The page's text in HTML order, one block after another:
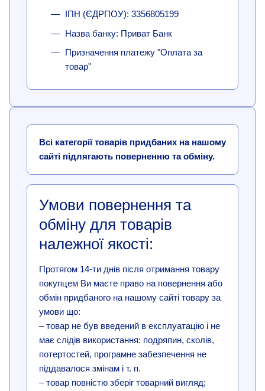
ІПН (ЄДРПОУ): 3356805199
Назва банку: Приват Банк
Призначення платежу "Оплата за
товар"
Всі категорії товарів придбаних на нашому
сайті підлягають поверненню та обміну.
Умови повернення та
обміну для товарів
належної якості:
Протягом 14-ти днів після отримання товару
покупцем Ви маєте право на повернення або
обмін придбаного на нашому сайті товару за
умови що:
– товар не був введений в експлуатацію і не
має слідів використання: подряпин, сколів,
потертостей, програмне забезпечення не
піддавалося змінам і т. п.
– товар повністю зберіг товарний вигляд;